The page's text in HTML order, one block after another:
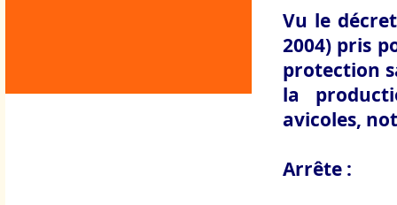
Vu le
2004) pris
protection
la
avicoles,
Arrête :